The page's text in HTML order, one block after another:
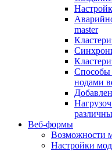
master
Способы
нодами
Веб-формы
Возможности
Настройки